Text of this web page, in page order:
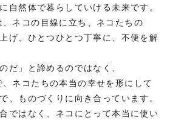
自然体で暮らしていける未来です。
ネコの目線に立ち、ネコたちの
げ、ひとつひとつ丁寧に、不便を解
だ」と諦めるのではなく、
ネコたちの本当の幸せを形にして
、ものづくりに向き合っています。
ではなく、ネコにとって本当に使い